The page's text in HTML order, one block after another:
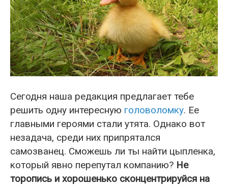
Сегодня наша редакция предлагает тебе
решить одну интересную головоломку. Ее
главными героями стали утята. Однако вот
незадача, среди них припрятался
самозванец. Сможешь ли ты найти цыпленка,
который явно перепутал компанию? Не
торопись и хорошенько сконцентрируйся на